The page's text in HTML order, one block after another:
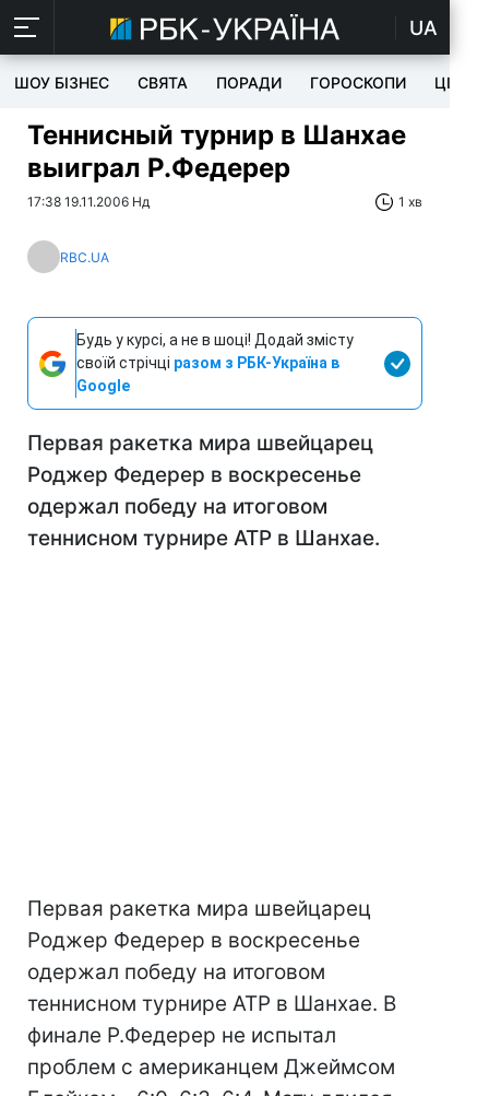
UA
ШОУ БІЗНЕС СВЯТА ПОРАДИ ГОРОСКОПИ ЦІКАВЕ
Теннисный турнир в Шанхае
выиграл Р.Федерер
17:38 19.11.2006 Нд 1 хв
RBC.UA
Будь у курсі, а не в шоці! Додай змісту
своїй стрічці разом з РБК-Україна в
Google
Первая ракетка мира швейцарец
Роджер Федерер в воскресенье
одержал победу на итоговом
теннисном турнире АТР в Шанхае.
Первая ракетка мира швейцарец
Роджер Федерер в воскресенье
одержал победу на итоговом
теннисном турнире АТР в Шанхае. В
финале Р.Федерер не испытал
проблем с американцем Джеймсом